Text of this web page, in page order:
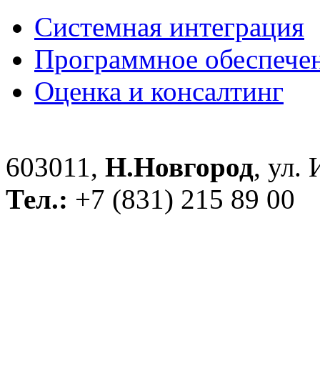
Системная интеграция
Программное
Оценка и консалтинг
603011, Н.Новгород, ул.
Тел.: +7 (831) 215 89 00